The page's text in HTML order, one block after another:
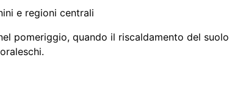
e regioni centrali
pomeriggio, quando il riscaldamento del suolo